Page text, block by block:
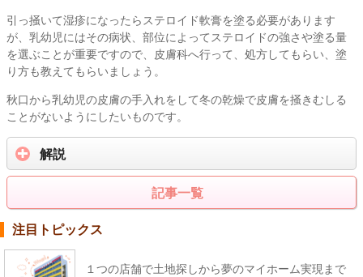
引っ掻いて湿疹になったらステロイド軟膏を塗る必要があります
が、乳幼児にはその病状、部位によってステロイドの強さや塗る量
を選ぶことが重要ですので、皮膚科へ行って、処方してもらい、塗
り方も教えてもらいましょう。
秋口から乳幼児の皮膚の手入れをして冬の乾燥で皮膚を掻きむしる
ことがないようにしたいものです。
解説
記事一覧
注目トピックス
１つの店舗で土地探しから夢のマイホーム実現まで